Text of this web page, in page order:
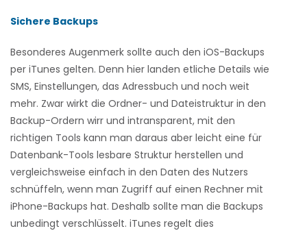
Sichere Backups
Besonderes Augenmerk sollte auch den iOS-Backups
per iTunes gelten. Denn hier landen etliche Details wie
SMS, Einstellungen, das Adressbuch und noch weit
mehr. Zwar wirkt die Ordner- und Dateistruktur in den
Backup-Ordern wirr und intransparent, mit den
richtigen Tools kann man daraus aber leicht eine für
Datenbank-Tools lesbare Struktur herstellen und
vergleichsweise einfach in den Daten des Nutzers
schnüffeln, wenn man Zugriff auf einen Rechner mit
iPhone-Backups hat. Deshalb sollte man die Backups
unbedingt verschlüsselt. iTunes regelt dies